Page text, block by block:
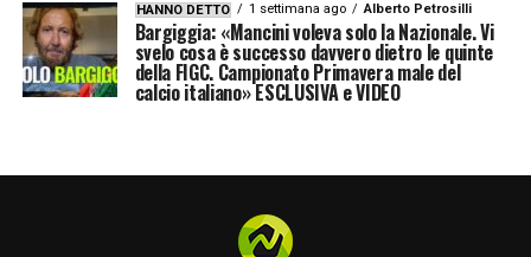
HANNO DETTO 1 settimana ago Alberto Petrosilli
Bargiggia: «Mancini voleva solo la Nazionale. Vi
svelo cosa è successo davvero dietro le quinte
della FIGC. Campionato Primavera male del
calcio italiano» ESCLUSIVA e VIDEO